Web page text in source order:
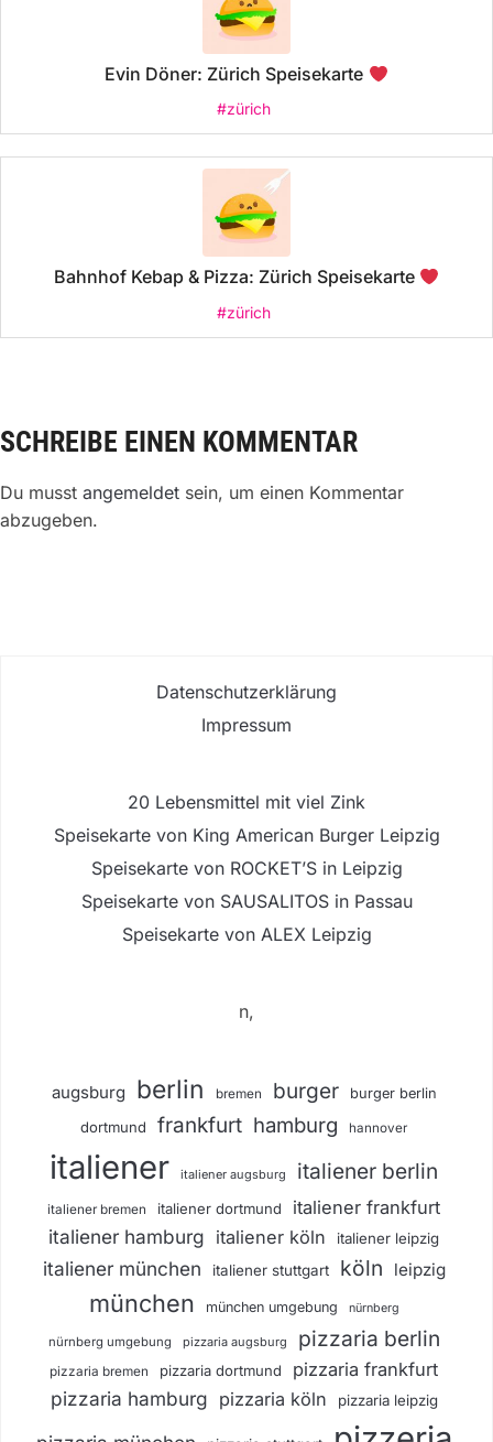
Evin Döner: Zürich Speisekarte
#zürich
Bahnhof Kebap & Pizza: Zürich Speisekarte
#zürich
SCHREIBE EINEN KOMMENTAR
Du musst angemeldet sein, um einen Kommentar
abzugeben.
Datenschutzerklärung
Impressum
20 Lebensmittel mit viel Zink
Speisekarte von King American Burger Leipzig
Speisekarte von ROCKET’S in Leipzig
Speisekarte von SAUSALITOS in Passau
Speisekarte von ALEX Leipzig
n,
augsburg berlin bremen burger burger berlin
dortmund frankfurt hamburg hannover
italiener italiener augsburg italiener berlin
italiener bremen italiener dortmund italiener frankfurt
italiener hamburg italiener köln italiener leipzig
italiener münchen italiener stuttgart köln leipzig
münchen münchen umgebung nürnberg
nürnberg umgebung pizzaria augsburg pizzaria berlin
pizzaria bremen pizzaria dortmund pizzaria frankfurt
pizzaria hamburg pizzaria köln pizzaria leipzig